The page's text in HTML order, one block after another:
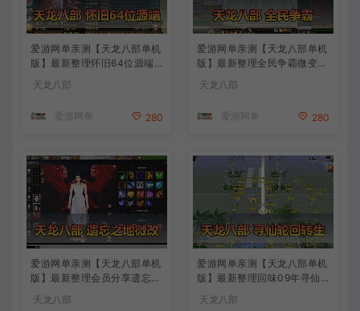
爱游网单亲测【天龙八部单机
版】最新整理怀旧64位源端
教学 虚拟机一键端
天龙八部
爱游网单 280
爱游网单亲测【天龙八部单机
版】最新整理全民争霸微变完
码 解锁充值奖励 视频安装教
天龙八部
爱游网单 280
爱游网单亲测【天龙八部单机
版】最新整理会员分享遗忘之
地微改仿官复古版 无字谱 便
捷传送 快捷内辅 配套GM工
天龙八部
爱游网单亲测【天龙八部单机
版】最新整理回味09年寻仙
轮回情怀转生超变端带装备回
收体系 GM后台 虚拟机一键
天龙八部